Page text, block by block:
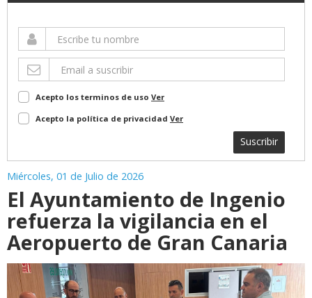
Acepto los terminos de uso Ver
Acepto la política de privacidad Ver
Suscribir
Miércoles, 01 de Julio de 2026
El Ayuntamiento de Ingenio
refuerza la vigilancia en el
Aeropuerto de Gran Canaria